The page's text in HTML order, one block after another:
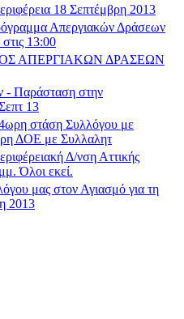
18 Σεπτέμβρη 2013
Απεργιακών Δράσεων
13:00
ΑΠΕΡΓΙΑΚΩΝ ΔΡΑΣΕΩΝ
- Παράσταση στην
13
στάση Συλλόγου με
ΔΟΕ με Συλλαλητ
Δ/νση Αττικής
Όλοι εκεί.
μας στον Αγιασμό για τη
2013